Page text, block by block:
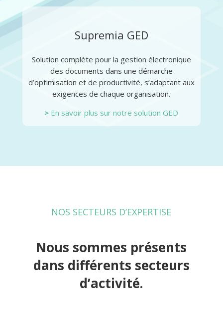
Supremia GED
Solution complète pour la gestion électronique
des documents dans une démarche
d’optimisation et de productivité, s’adaptant aux
exigences de chaque organisation.
> En savoir plus sur notre solution GED
NOS SECTEURS D’EXPERTISE
Nous sommes présents
dans différents secteurs
d’activité.